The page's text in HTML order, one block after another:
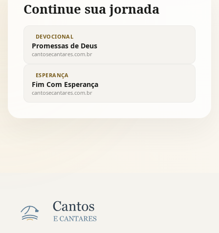
Continue sua jornada
DEVOCIONAL
Promessas de Deus
cantosecantares.com.br
ESPERANÇA
Fim Com Esperança
cantosecantares.com.br